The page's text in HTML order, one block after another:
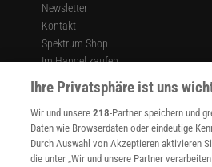
Newsletter
Kontakt
Spektrum Shop
Im Handel kaufen
Presse
Verträge kündigen
Widerruf
INFO
Mediadaten
Ihre Privatsphäre ist uns
Wir und unsere218-Partner speichern und
Daten wie Browserdaten oder eindeutige
Durch Auswahl von Akzeptieren aktivieren
die unter „Wir und unsere Partner